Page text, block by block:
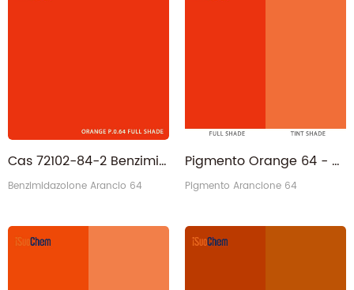
Cas 72102-84-2 Benzimidazolone Orange GP Pigment Orange 64 all'ingrosso
Benzimidazolone Arancio 64
Pigmento Orange 64 - Produttore cinese di benzimidazolone rossastro PO64
Pigmento Arancione 64